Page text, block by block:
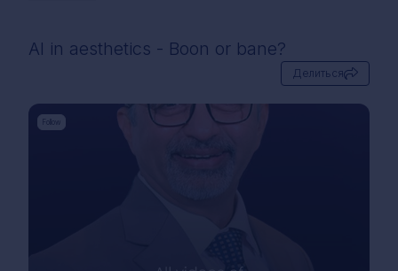
AI in aesthetics - Boon or bane?
Делиться
Follow